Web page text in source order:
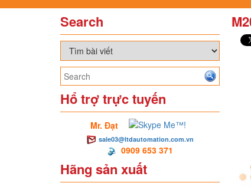
Search
Hổ trợ trực tuyến
Mr. Đạt
sale03@ltdautomation.com.vn
0909 653 371
Hãng sản xuất